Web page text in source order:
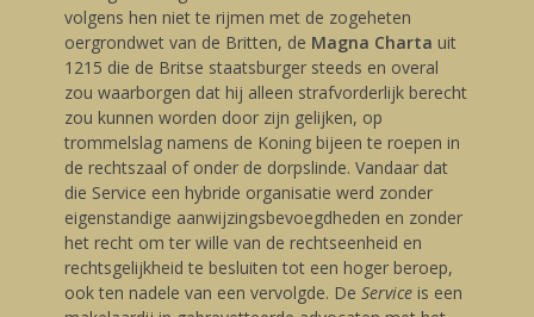
volgens hen niet te rijmen met de zogeheten
oergrondwet van de Britten, de Magna Charta uit
1215 die de Britse staatsburger steeds en overal
zou waarborgen dat hij alleen strafvorderlijk berecht
zou kunnen worden door zijn gelijken, op
trommelslag namens de Koning bijeen te roepen in
de rechtszaal of onder de dorpslinde. Vandaar dat
die Service een hybride organisatie werd zonder
eigenstandige aanwijzingsbevoegdheden en zonder
het recht om ter wille van de rechtseenheid en
rechtsgelijkheid te besluiten tot een hoger beroep,
ook ten nadele van een vervolgde. De Service is een